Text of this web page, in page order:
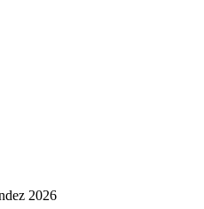
2026